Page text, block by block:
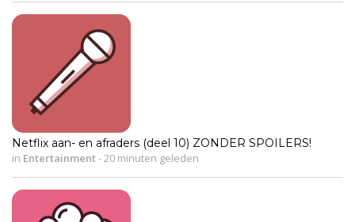
Netflix aan- en afraders (deel 10) ZONDER SPOILERS!
in Entertainment- 20 minuten geleden